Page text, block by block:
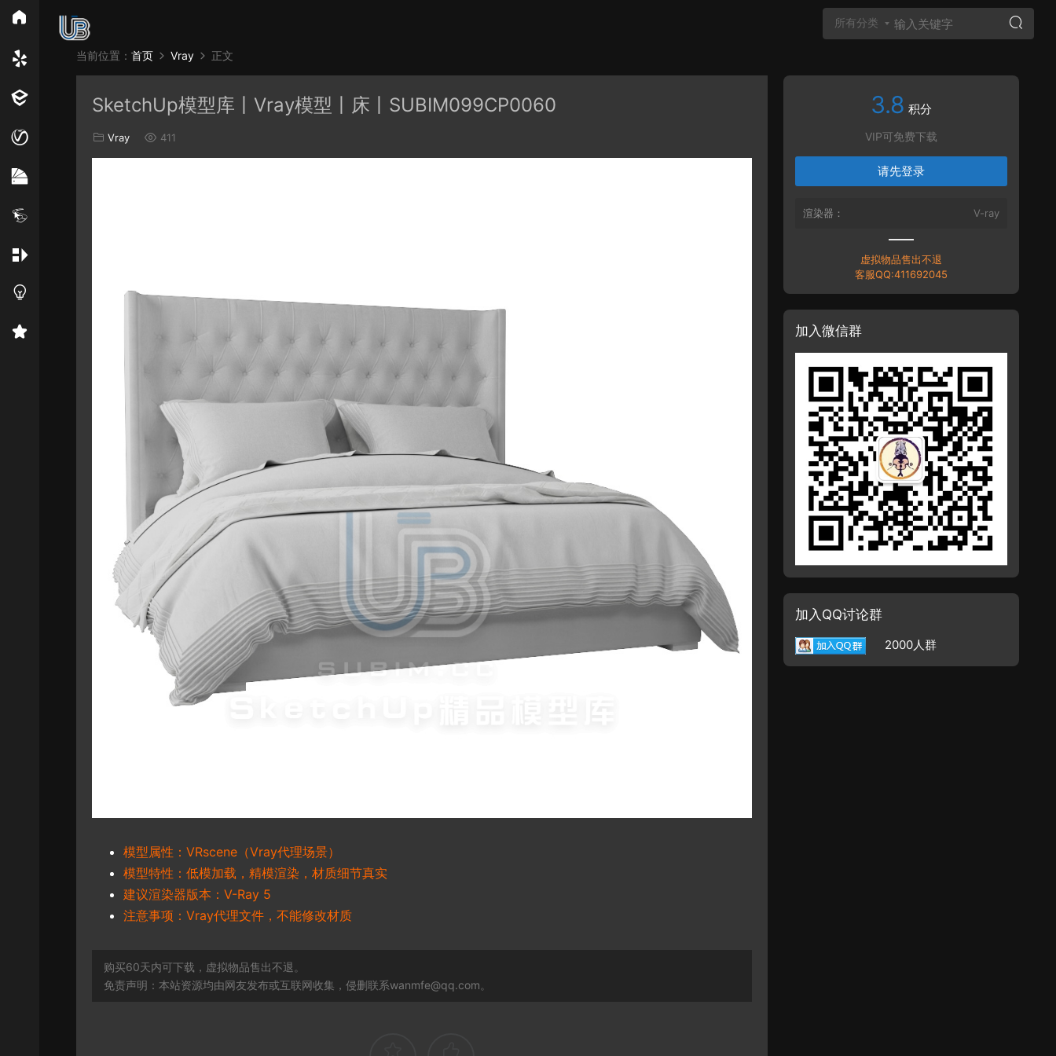
所有分类
Vray Enscape PB3构件 构件 轮廓
当前位置： 首页 Vray 正文
SketchUp模型库丨Vray模型丨床丨SUBIM099CP0060
Vray 411
模型属性：VRscene（Vray代理场景）
模型特性：低模加载，精模渲染，材质细节真实
建议渲染器版本：V-Ray 5
注意事项：Vray代理文件，不能修改材质
购买60天内可下载，虚拟物品售出不退。
免责声明：本站资源均由网友发布或互联网收集，侵删联系wanmfe@qq.com。
3.8 积分
VIP可免费下载
请先登录
渲染器： V-ray
虚拟物品售出不退
客服QQ:411692045
加入微信群
加入QQ讨论群
2000人群